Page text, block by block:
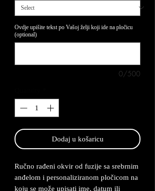
Ovdje upišite tekst po Vašoj želji koji ide na pločicu
(optional)
0/500
Dodaj u košaricu
Ručno rađeni okvir od fuzije sa srebrnim
anđelom i personaliziranom pločicom na
koju se može upisati ime, datum ili